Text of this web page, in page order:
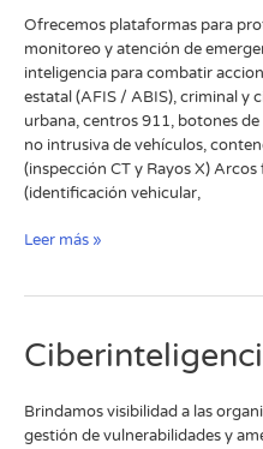
Ofrecemos plataformas para
monitoreo y atención de
inteligencia para combatir
estatal (AFIS / ABIS), criminal y
urbana, centros 911, botones
no intrusiva de vehículos,
(inspección CT y Rayos X)
(identificación vehicular,
Leer más »
Brindamos visibilidad a las
gestión de vulnerabilidades y
Ciberinteligencia